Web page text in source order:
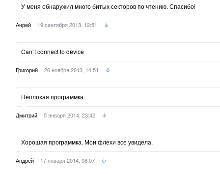
У меня обнаружил много битых секторов по чтению. Спасибо!
Анрей 19 сентября 2013, 12:51
Can`t connect to device
Григорий 26 ноября 2013, 14:51
Неплохая программка.
Дмитрий 5 января 2014, 23:42
Хорошая программка. Мои флехи все увидела.
Андрей 17 января 2014, 08:07